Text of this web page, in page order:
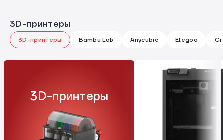
3D-принтеры
3D-принтеры Bambu Lab Anycubic Elegoo
3D-принтеры